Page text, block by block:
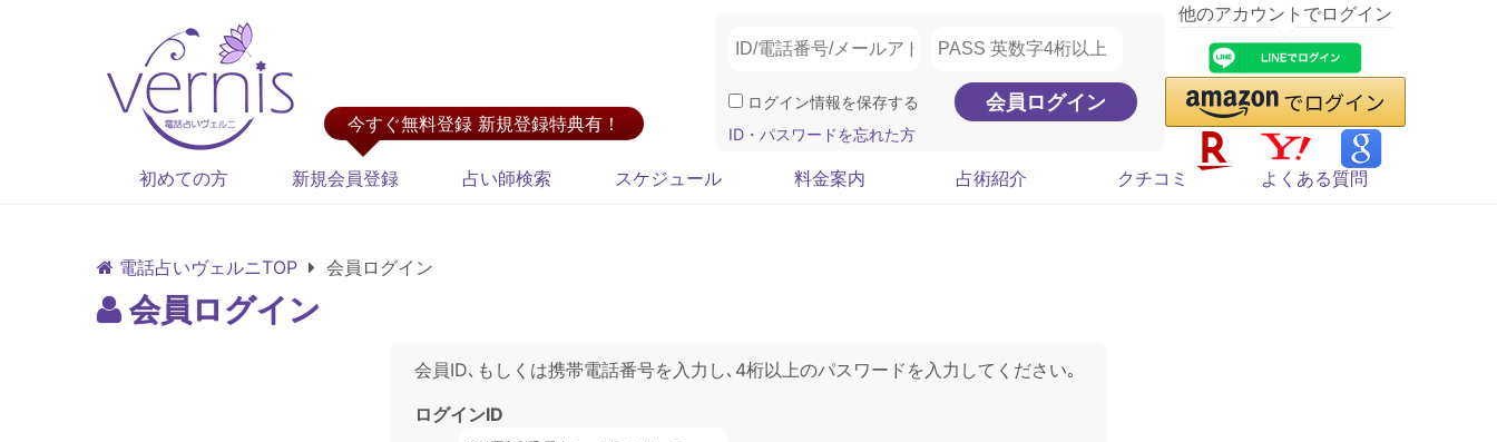
今すぐ無料登録 新規登録特典有！
ログイン情報を保存する
ID・パスワードを忘れた方
他のアカウントでログイン
初めての方 新規会員登録 占い師検索 スケジュール 料金案内 占術紹介 クチコミ よくある質問
電話占いヴェルニTOP 会員ログイン
会員ログイン
会員ID､もしくは携帯電話番号を入力し､4桁以上のパスワードを入力してください｡
ログインID